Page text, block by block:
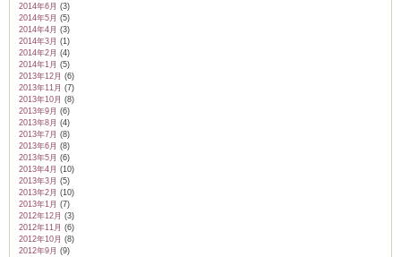
2014年6月 (3)
2014年5月 (5)
2014年4月 (3)
2014年3月 (1)
2014年2月 (4)
2014年1月 (5)
2013年12月 (6)
2013年11月 (7)
2013年10月 (8)
2013年9月 (6)
2013年8月 (4)
2013年7月 (8)
2013年6月 (8)
2013年5月 (6)
2013年4月 (10)
2013年3月 (5)
2013年2月 (10)
2013年1月 (7)
2012年12月 (3)
2012年11月 (6)
2012年10月 (8)
2012年9月 (9)